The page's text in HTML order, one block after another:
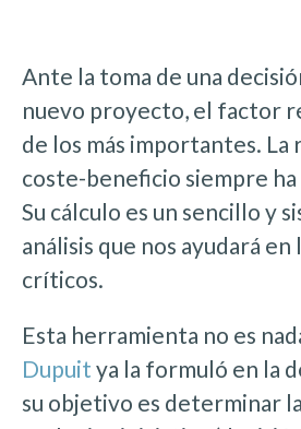
Ante la toma de una
nuevo proyecto, el factor
de los más importantes. La
coste-beneficio siempre
Su cálculo es un sencillo y
análisis que nos ayudará
críticos.
Esta herramienta no es
Dupuit ya la formuló en la
su objetivo es determinar